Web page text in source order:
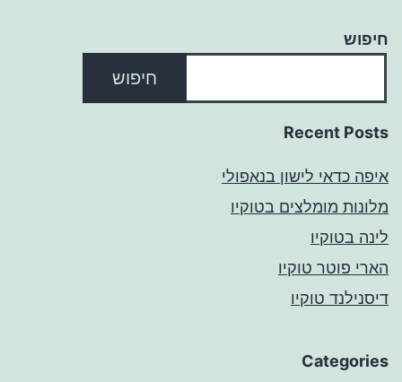
חיפוש
חיפוש
Recent Posts
איפה כדאי לישון בנאפולי
מלונות מומלצים בטוקיו
לינה בטוקיו
הארי פוטר טוקיו
דיסנילנד טוקיו
Categories